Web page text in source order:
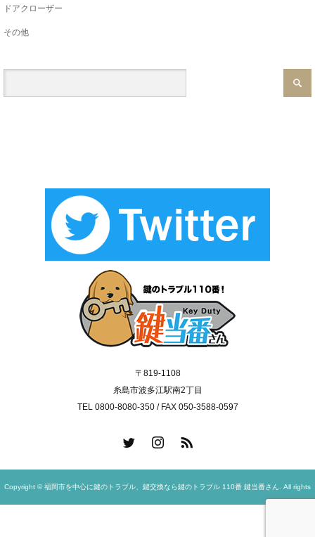
ドアクローザー
その他
〒819-1108
糸島市波多江駅南2丁目
TEL 0800-8080-350 / FAX 050-3588-0597
Copyright © 福岡市を中心に鍵のトラブル、鍵交換なら鍵のトラブル 110番 鍵当番さん. All rights